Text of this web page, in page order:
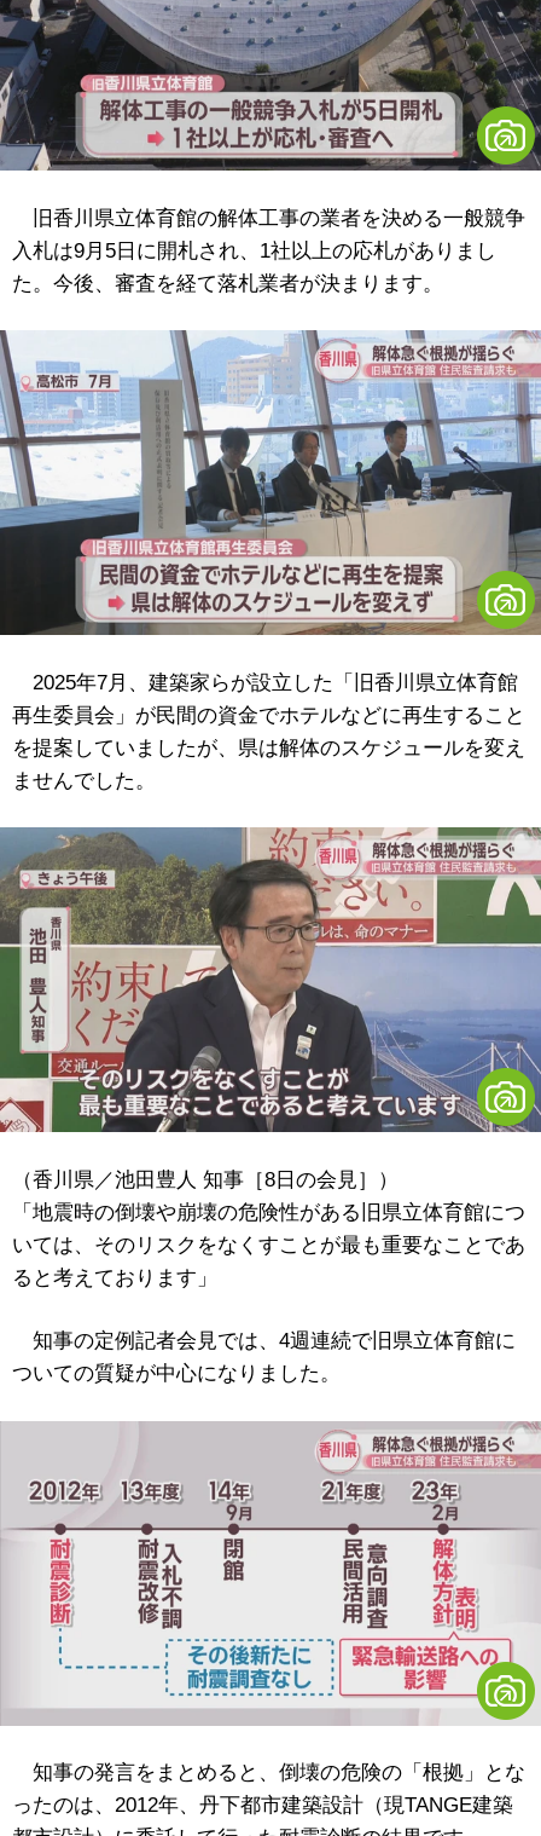
旧香川県立体育館の解体工事の業者を決める一般競争
入札は9月5日に開札され、1社以上の応札がありまし
た。今後、審査を経て落札業者が決まります。
2025年7月、建築家らが設立した「旧香川県立体育館
再生委員会」が民間の資金でホテルなどに再生すること
を提案していましたが、県は解体のスケジュールを変え
ませんでした。
（香川県／池田豊人 知事［8日の会見］）
「地震時の倒壊や崩壊の危険性がある旧県立体育館につ
いては、そのリスクをなくすことが最も重要なことであ
ると考えております」
知事の定例記者会見では、4週連続で旧県立体育館に
ついての質疑が中心になりました。
知事の発言をまとめると、倒壊の危険の「根拠」とな
ったのは、2012年、丹下都市建築設計（現TANGE建築